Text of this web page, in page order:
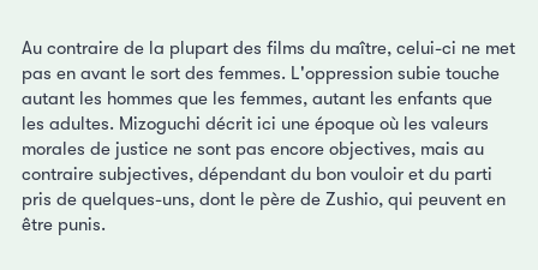
Au contraire de la plupart des films du maître, celui-ci ne met
pas en avant le sort des femmes. L'oppression subie touche
autant les hommes que les femmes, autant les enfants que
les adultes. Mizoguchi décrit ici une époque où les valeurs
morales de justice ne sont pas encore objectives, mais au
contraire subjectives, dépendant du bon vouloir et du parti
pris de quelques-uns, dont le père de Zushio, qui peuvent en
être punis.